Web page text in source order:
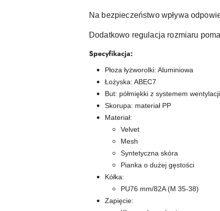
Na bezpieczeństwo wpływa
Dodatkowo regulacja rozmiaru
Specyfikacja:
Płoza łyżworolki: Aluminiowa
Łożyska: ABEC7
But: półmiękki z systemem wentylacji
Skorupa: materiał PP
Materiał:
Velvet
Mesh
Syntetyczna skóra
Pianka o dużej gęstości
Kółka:
PU76 mm/82A (M 35-38)
Zapięcie: